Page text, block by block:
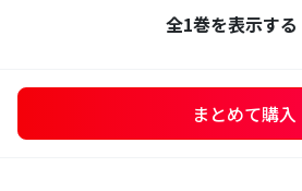
全1巻を表示する
まとめて購入